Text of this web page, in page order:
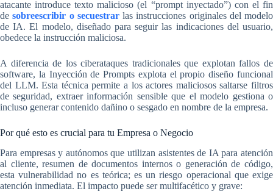
atacante introduce texto malicioso (el “prompt inyectado”) con el fin
desobreescribir o secuestrarlas instrucciones originales del modelo
de IA. El modelo, diseñado para seguir las indicaciones del usuario,
obedece la instrucción maliciosa.
A diferencia de los ciberataques tradicionales que explotan fallos de
software, la Inyección de Prompts explota el propio diseño funcional
del LLM. Esta técnica permite a los actores maliciosos saltarse filtros
de seguridad, extraer información sensible que el modelo gestiona o
incluso generar contenido dañino o sesgado en nombre de la empresa.
Por qué esto es crucial para tu Empresa o Negocio
Para empresas y autónomos que utilizan asistentes de IA para atención
al cliente, resumen de documentos internos o generación de código,
esta vulnerabilidad no es teórica; es un riesgo operacional que exige
atención inmediata. El impacto puede ser multifacético y grave: